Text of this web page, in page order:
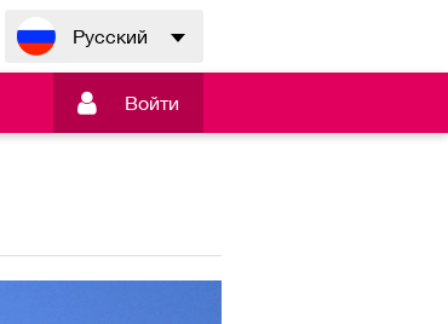
Русский
 Войти